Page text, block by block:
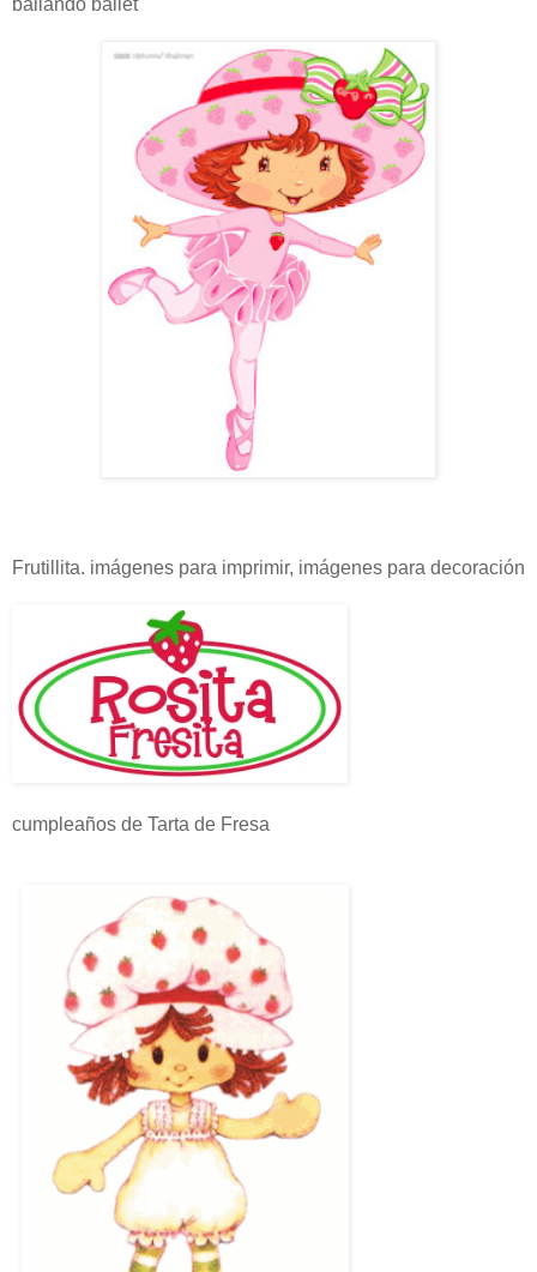
Frutillita. imágenes para imprimir, imágenes para decoración
cumpleaños de Tarta de Fresa